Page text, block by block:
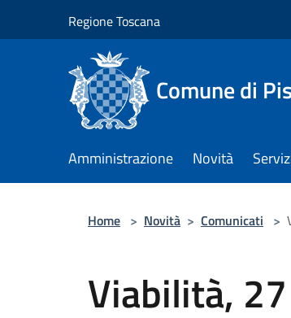
Regione Toscana
Comune di
Amministrazione Novità
Home > Novità > Comunicati >
Viabilità,